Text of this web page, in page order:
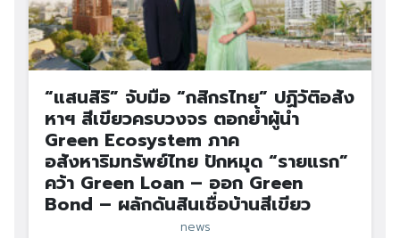
“แสนสิริ” จับมือ “กสิกรไทย” ปฏิวัติอสัง
หาฯ สีเขียวครบวงจร ตอกย้ำผู้นำ
Green Ecosystem ภาค
อสังหาริมทรัพย์ไทย ปักหมุด “รายแรก”
คว้า Green Loan – ออก Green
Bond – ผลักดันสินเชื่อบ้านสีเขียว
news